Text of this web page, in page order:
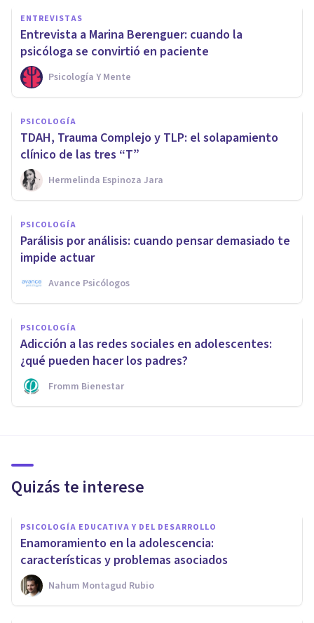
ENTREVISTAS
Entrevista a Marina Berenguer: cuando la
psicóloga se convirtió en paciente
Psicología Y Mente
PSICOLOGÍA
TDAH, Trauma Complejo y TLP: el solapamiento
clínico de las tres “T”
Hermelinda Espinoza Jara
PSICOLOGÍA
Parálisis por análisis: cuando pensar demasiado te
impide actuar
Avance Psicólogos
PSICOLOGÍA
Adicción a las redes sociales en adolescentes:
¿qué pueden hacer los padres?
Fromm Bienestar
Quizás te interese
PSICOLOGÍA EDUCATIVA Y DEL DESARROLLO
Enamoramiento en la adolescencia:
características y problemas asociados
Nahum Montagud Rubio